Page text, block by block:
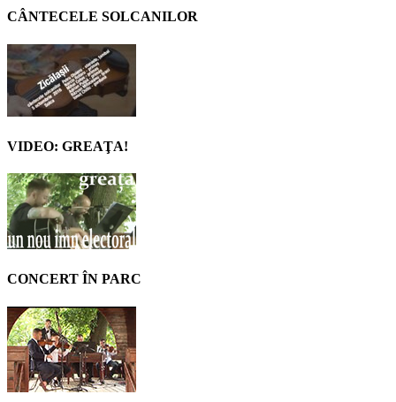
CÂNTECELE SOLCANILOR
VIDEO: GREAŢA!
CONCERT ÎN PARC